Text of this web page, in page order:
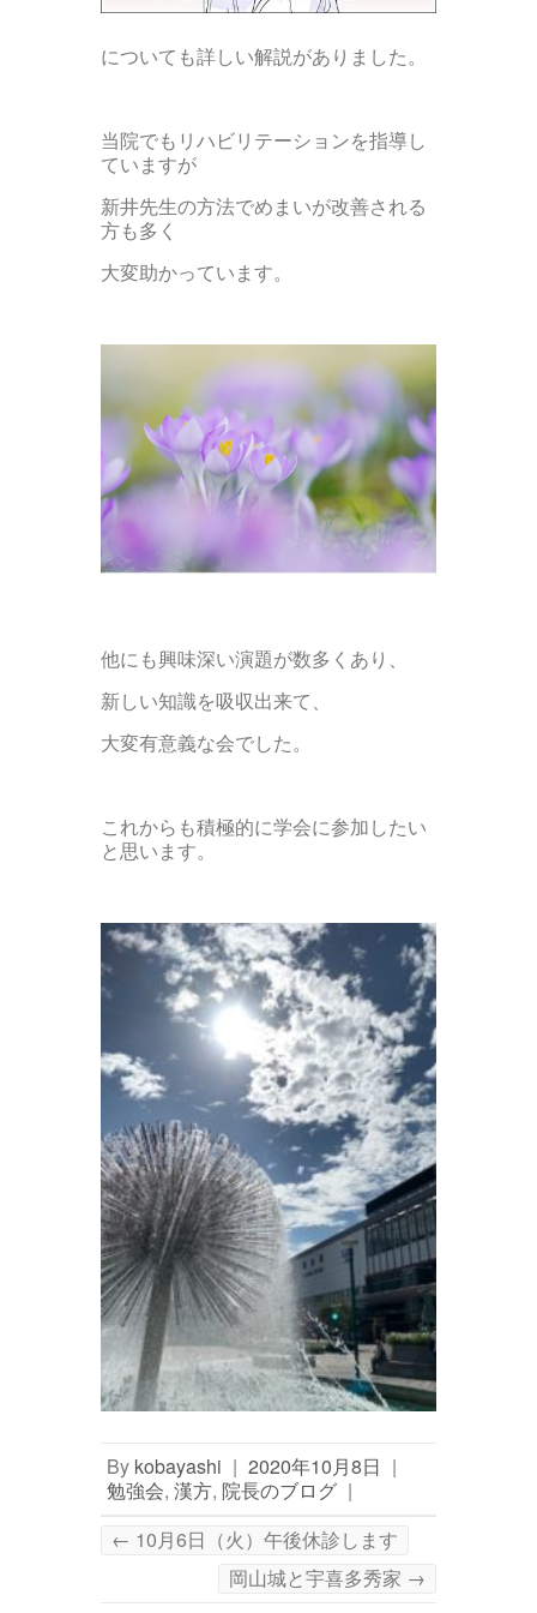
についても詳しい解説がありました。
当院でもリハビリテーションを指導し
ていますが
新井先生の方法でめまいが改善される
方も多く
大変助かっています。
他にも興味深い演題が数多くあり、
新しい知識を吸収出来て、
大変有意義な会でした。
これからも積極的に学会に参加したい
と思います。
By kobayashi | 2020年10月8日 |
勉強会, 漢方, 院長のブログ |
← 10月6日（火）午後休診します
岡山城と宇喜多秀家 →